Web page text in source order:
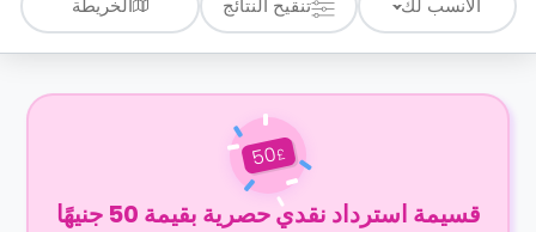
الانسب لك تنقيح النتائج
£
50
قسيمة استرداد نقدي حصرية بقيمة 50 جنيهًا